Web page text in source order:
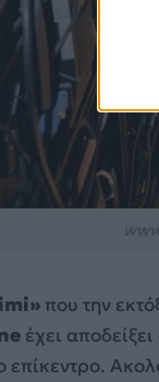
που την
έχει
επίκεντρο.